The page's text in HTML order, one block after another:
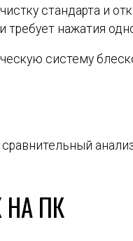
стандарта и
нажатия
систему
ПК